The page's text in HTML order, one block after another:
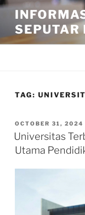
Skip
content
TAG:
POSTED
ON
OCTOBER 31, 2024
Universitas
Utama